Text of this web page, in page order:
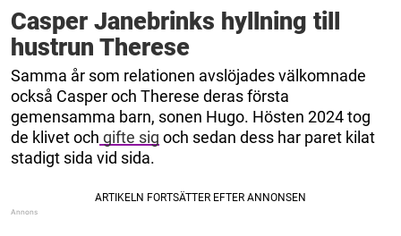
Casper Janebrinks hyllning till
hustrun Therese
Samma år som relationen avslöjades välkomnade
också Casper och Therese deras första
gemensamma barn, sonen Hugo. Hösten 2024 tog
de klivet och gifte sig och sedan dess har paret kilat
stadigt sida vid sida.